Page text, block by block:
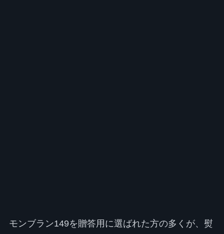
モンブラン149を贈答用に選ばれた方の多くが、熨